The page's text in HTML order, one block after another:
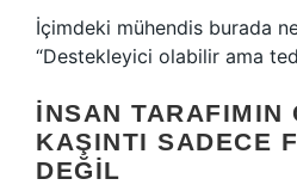
İçimdeki mühendis burada
“Destekleyici olabilir ama
İNSAN TARAFIMIN
KAŞINTI SADECE
DEĞIL